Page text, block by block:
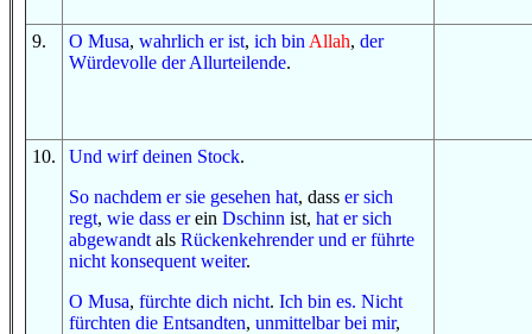
9. O Musa, wahrlich er ist, ich bin Allah, der
Würdevolle der Allurteilende.
10. Und wirf deinen Stock.
So nachdem er sie gesehen hat, dass er sich
regt, wie dass erein Dschinn ist, hat er sich
abgewandt als Rückenkehrender und er führte
nicht konsequent weiter.
O Musa, fürchte dich nicht. Ich bin es. Nicht
fürchten die Entsandten, unmittelbar bei mir,